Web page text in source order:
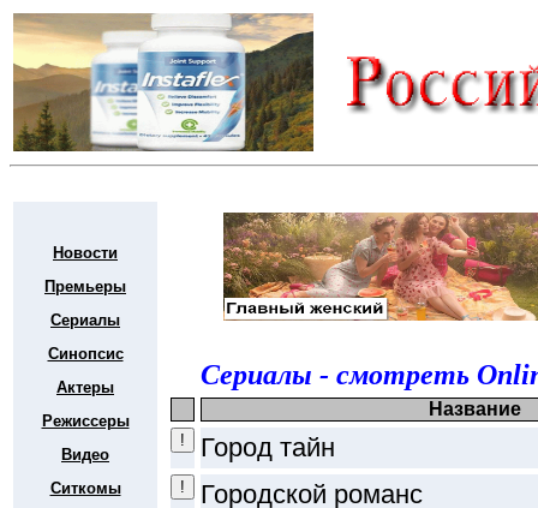
Новости
Премьеры
Сериалы
Синопсис
Актеры
Режиссеры
Видео
Ситкомы
Сериалы - смотреть
Название
Город тайн
Городской романс